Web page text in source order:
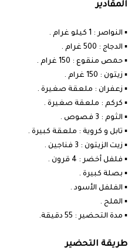
المقادير
▪︎ النواصر : 1 كيلو غرام .
▪︎ الدجاج : 500 غرام .
▪︎ حمص منقوع : 150 غرام .
▪︎ زيتون : 150 غرام .
▪︎ زعفران : ملعقة صغيرة .
▪︎ كركم : ملعقة صغيرة .
▪︎ الثوم : 3 فصوص .
▪︎ تابل و كروية : ملعقة كبيرة .
▪︎ زيت الزيتون : 3 فناجين .
▪︎ فلفل أخضر : 4 قرون .
▪︎ بصلة كبيرة .
▪︎ الفلفل الأسود .
▪︎ الملح .
▪︎ مدة التحضير : 55 دقيقة.
طريقة التحضير